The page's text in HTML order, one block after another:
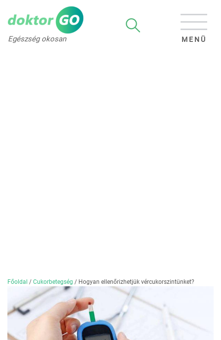
Egészség okosan MENÜ
Főoldal / Cukorbetegség / Hogyan ellenőrizhetjük vércukorszintünket?